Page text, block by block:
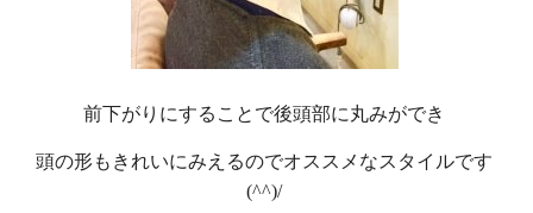
前下がりにすることで後頭部に丸みができ
頭の形もきれいにみえるのでオススメなスタイルです
(^^)/